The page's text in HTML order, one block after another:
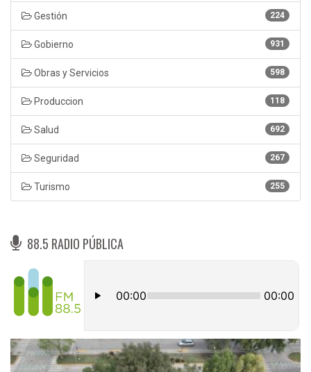
224
Gestión
931
Gobierno
598
Obras y Servicios
118
Produccion
692
Salud
267
Seguridad
255
Turismo
88.5 RADIO PÚBLICA